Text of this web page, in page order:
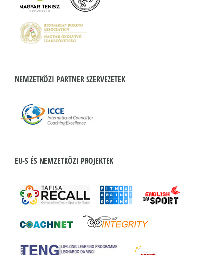
NEMZETKÖZI PARTNER SZERVEZETEK
EU-S ÉS NEMZETKÖZI PROJEKTEK